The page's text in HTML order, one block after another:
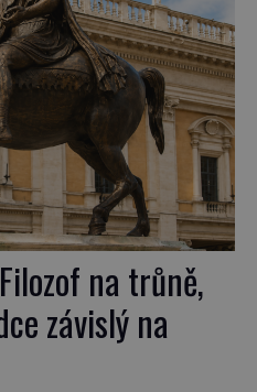
na trůně,
závislý na